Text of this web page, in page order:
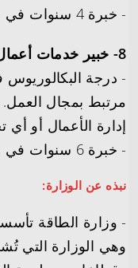
­- خبرة 4 سنوات في مجال ذات صلة.
8- خبير خدمات أعمال المكتب:
­- درجة
مرتبط بمجال
إدارة الأعمال أو
­- خبرة 6 سنوات في مجال ذات صلة.
نبذه عن الوزارة:
وهي الوزارة التي